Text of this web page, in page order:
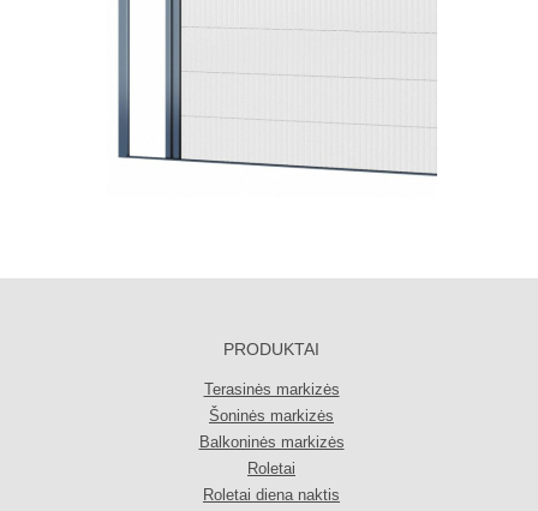
PRODUKTAI
Terasinės markizės
Šoninės markizės
Balkoninės markizės
Roletai
Roletai diena naktis